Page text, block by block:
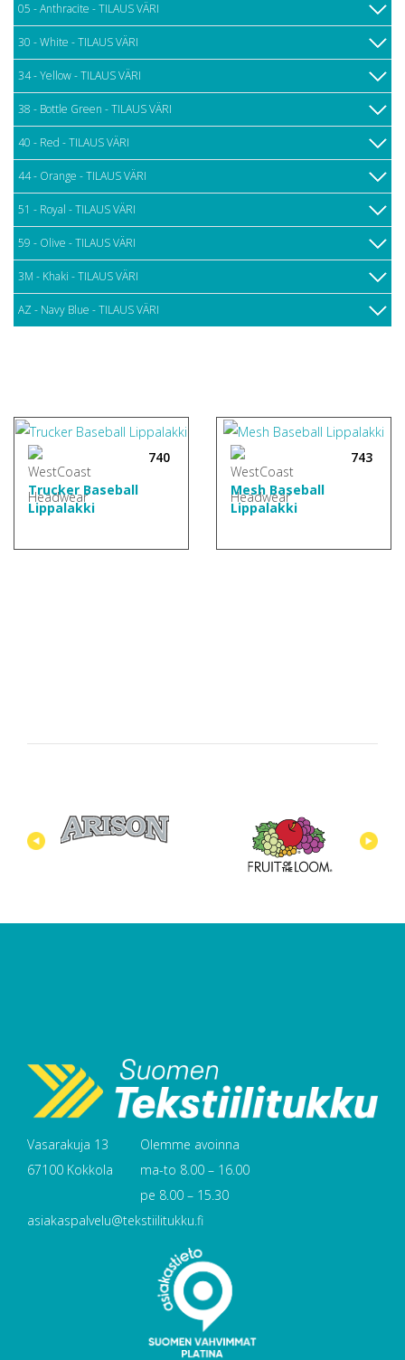
05 - Anthracite - TILAUS VÄRI
30 - White - TILAUS VÄRI
34 - Yellow - TILAUS VÄRI
38 - Bottle Green - TILAUS VÄRI
40 - Red - TILAUS VÄRI
44 - Orange - TILAUS VÄRI
51 - Royal - TILAUS VÄRI
59 - Olive - TILAUS VÄRI
3M - Khaki - TILAUS VÄRI
AZ - Navy Blue - TILAUS VÄRI
740
Trucker Baseball
Lippalakki
743
Mesh Baseball
Lippalakki
Vasarakuja 13
67100 Kokkola
Olemme avoinna
ma-to 8.00 – 16.00
pe 8.00 – 15.30
asiakaspalvelu@tekstiilitukku.fi